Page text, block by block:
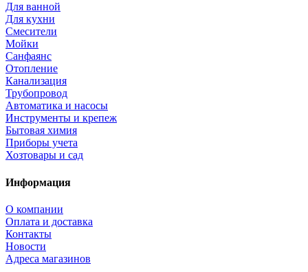
Для ванной
Для кухни
Смесители
Мойки
Санфаянс
Отопление
Канализация
Трубопровод
Автоматика и насосы
Инструменты и крепеж
Бытовая химия
Приборы учета
Хозтовары и сад
Информация
О компании
Оплата и доставка
Контакты
Новости
Адреса магазинов